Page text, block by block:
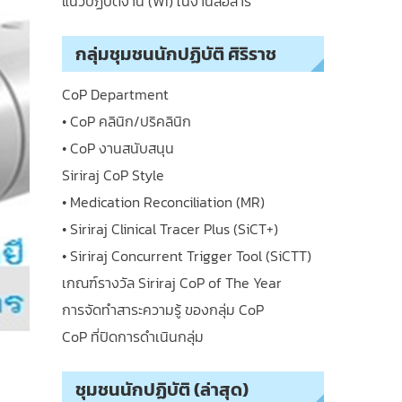
กลุ่มชุมชนนักปฏิบัติ ศิริราช
CoP Department
• CoP คลินิก/ปริคลินิก
• CoP งานสนับสนุน
Siriraj CoP Style
• Medication Reconciliation (MR)
• Siriraj Clinical Tracer Plus (SiCT+)
• Siriraj Concurrent Trigger Tool (SiCTT)
เกณฑ์รางวัล Siriraj CoP of The Year
การจัดทำสาระความรู้ ของกลุ่ม CoP
CoP ที่ปิดการดำเนินกลุ่ม
ชุมชนนักปฏิบัติ (ล่าสุด)